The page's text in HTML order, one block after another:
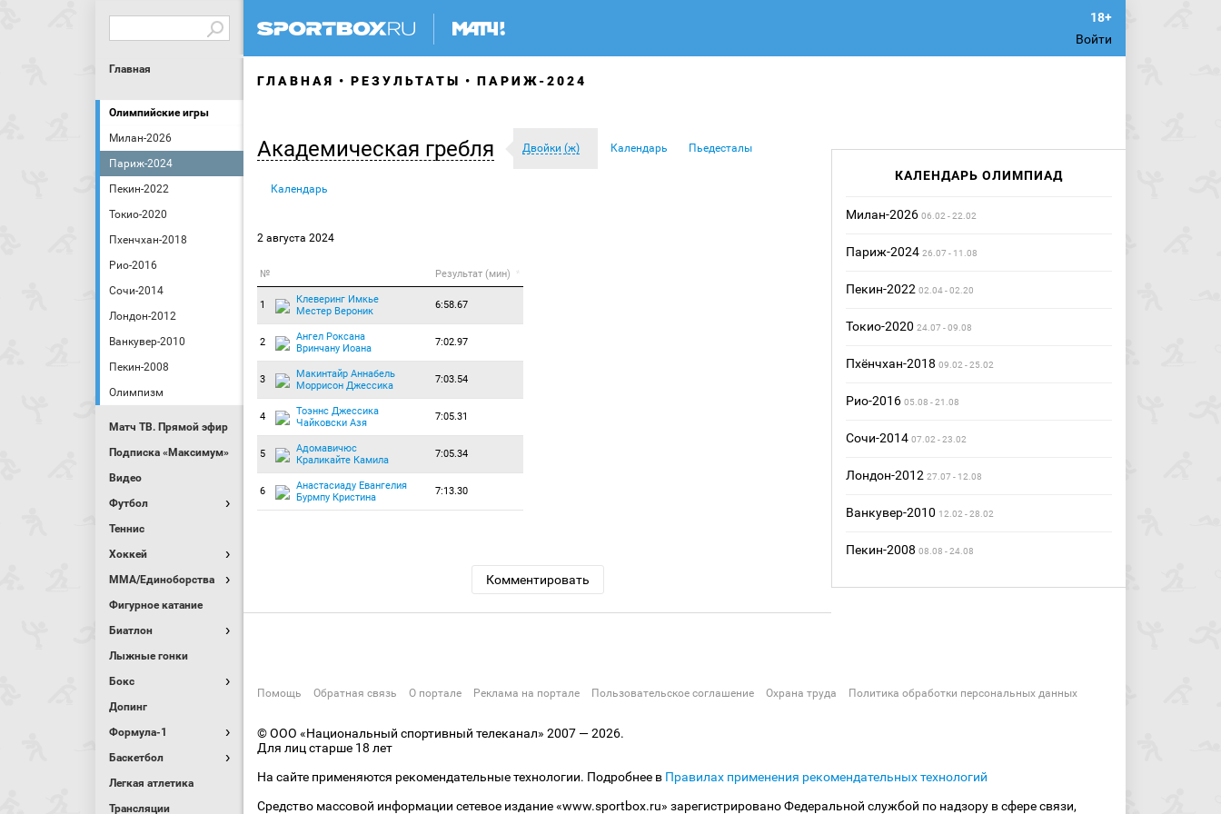
Войти
Главная
Олимпийские игры
Милан-2026
Париж-2024
Пекин-2022
Токио-2020
Пхенчхан-2018
Рио-2016
Сочи-2014
Лондон-2012
Ванкувер-2010
Пекин-2008
Олимпизм
Матч ТВ. Прямой эфир
Подписка «Максимум»
Видео
Футбол
Теннис
Хоккей
MMA/Единоборства
Фигурное катание
Биатлон
Лыжные гонки
Бокс
Допинг
Формула-1
Баскетбол
Легкая атлетика
Трансляции
ГЛАВНАЯ РЕЗУЛЬТАТЫ ПАРИЖ-2024
Академическая гребля Двойки (ж) Календарь Пьедесталы
Календарь
2 августа 2024
№ Результат (мин)
1
Клеверинг Имкье
Местер Вероник
6:58.67
2
Ангел Роксана
Вринчану Иоана
7:02.97
3
Макинтайр Аннабель
Моррисон Джессика
7:03.54
4
Тоэннс Джессика
Чайковски Азя
7:05.31
5
Адомавичюс
Краликайте Камила
7:05.34
6
Анастасиаду Евангелия
Бурмпу Кристина
7:13.30
Комментировать
КАЛЕНДАРЬ ОЛИМПИАД
Милан-2026 06.02 - 22.02
Париж-2024 26.07 - 11.08
Пекин-2022 02.04 - 02.20
Токио-2020 24.07 - 09.08
Пхёнчхан-2018 09.02 - 25.02
Рио-2016 05.08 - 21.08
Сочи-2014 07.02 - 23.02
Лондон-2012 27.07 - 12.08
Ванкувер-2010 12.02 - 28.02
Пекин-2008 08.08 - 24.08
Помощь Обратная связь О портале Реклама на портале Пользовательское соглашение Охрана труда Политика обработки персональных данных
© ООО «Национальный спортивный телеканал» 2007 — 2026.
Для лиц старше 18 лет
На сайте применяются рекомендательные технологии. Подробнее в Правилах применения рекомендательных технологий
Средство массовой информации сетевое издание «www.sportbox.ru» зарегистрировано Федеральной службой по надзору в сфере связи,